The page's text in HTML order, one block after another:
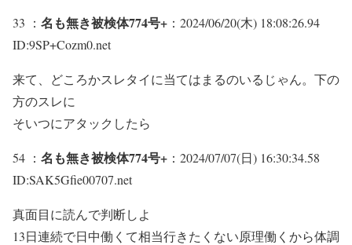
33 ： 名も無き被検体774号+ ：2024/06/20(木) 18:08:26.94
ID:9SP+Cozm0.net
来て、どころかスレタイに当てはまるのいるじゃん。下の
方のスレに
そいつにアタックしたら
54 ： 名も無き被検体774号+ ：2024/07/07(日) 16:30:34.58
ID:SAK5Gfie00707.net
真面目に読んで判断しよ
13日連続で日中働くて相当行きたくない原理働くから体調